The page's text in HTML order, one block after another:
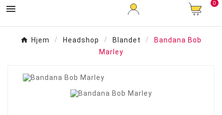
 0
Hjem Headshop Blandet
Bandana Bob
Marley